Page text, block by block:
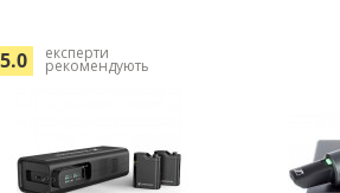
5.0 експерти
рекомендують